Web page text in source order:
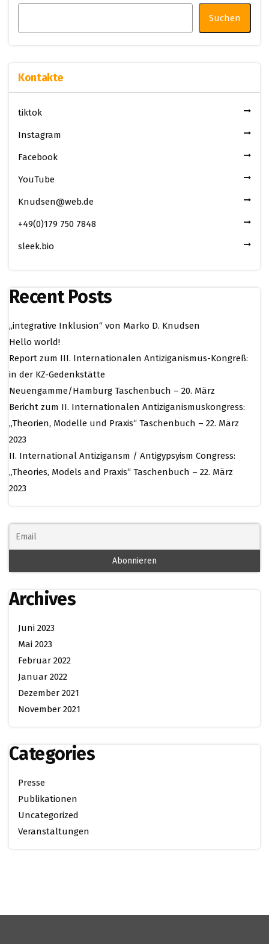
Suchen
Kontakte
tiktok
Instagram
Facebook
YouTube
Knudsen@web.de
+49(0)179 750 7848
sleek.bio
Recent Posts
„integrative Inklusion“ von Marko D. Knudsen
Hello world!
Report zum III. Internationalen Antiziganismus-Kongreß:
in der KZ-Gedenkstätte
Neuengamme/Hamburg Taschenbuch – 20. März
Bericht zum II. Internationalen Antiziganismuskongress:
„Theorien, Modelle und Praxis“ Taschenbuch – 22. März
2023
II. International Antizigansm / Antigypsyism Congress:
„Theories, Models and Praxis“ Taschenbuch – 22. März
2023
Archives
Juni 2023
Mai 2023
Februar 2022
Januar 2022
Dezember 2021
November 2021
Categories
Presse
Publikationen
Uncategorized
Veranstaltungen